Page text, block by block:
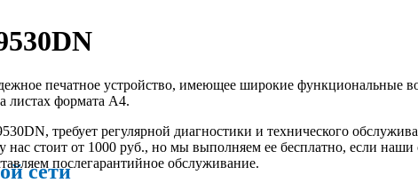
сети
печатное устройство, имеющее широкие функциональные
листах формата А4.
требует регулярной диагностики и технического
стоит от 1000 руб., но мы выполняем ее бесплатно, если наши
послегарантийное обслуживание.